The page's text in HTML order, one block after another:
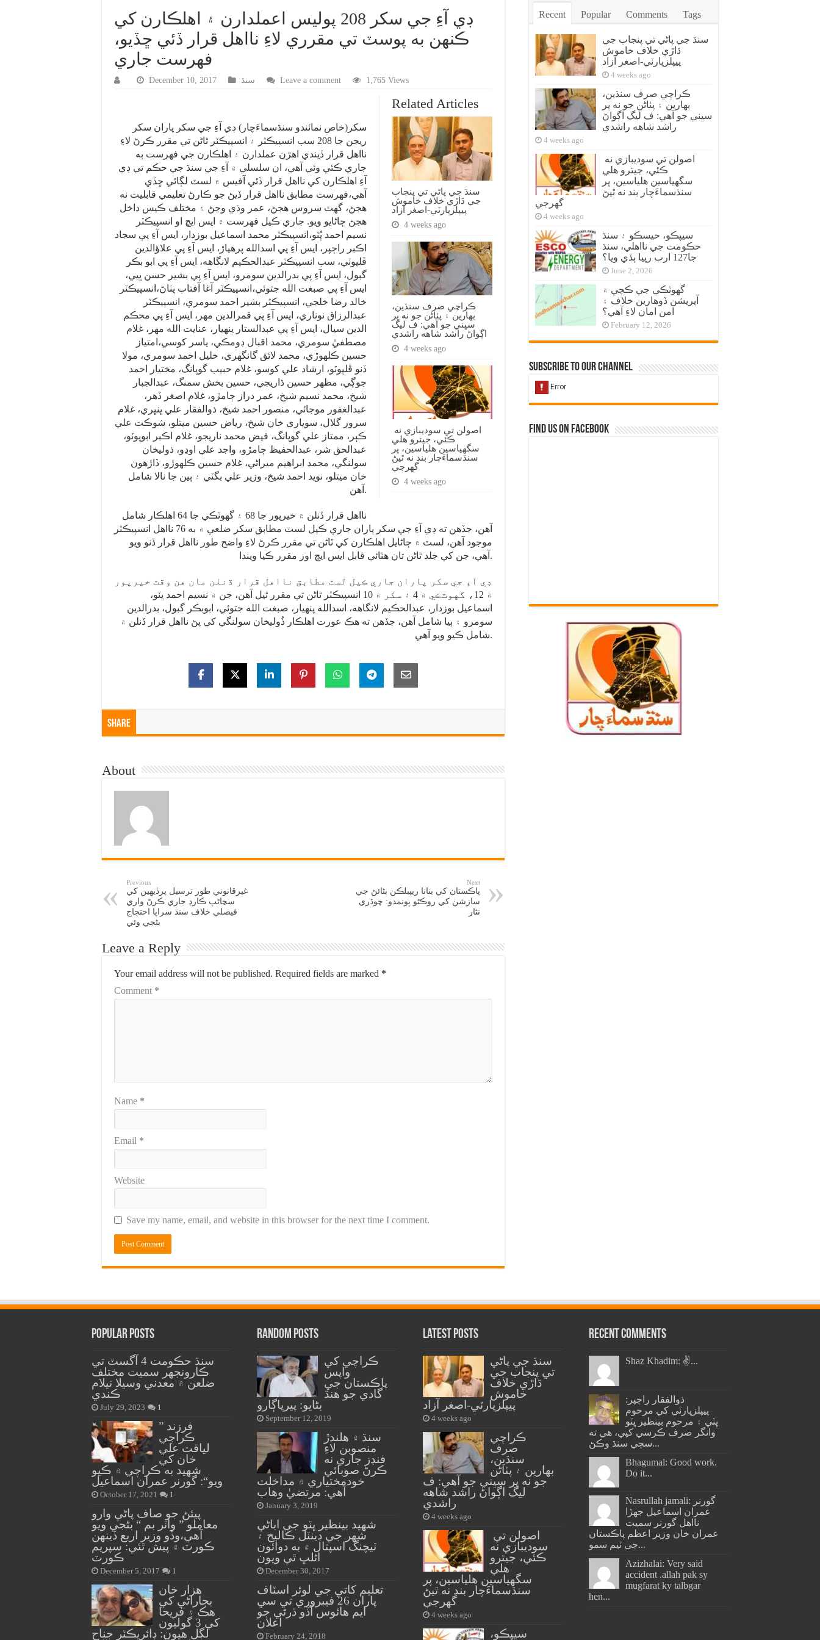
ڊي آءِ جي سکر 208 پوليس اعملدارن ۽ اهلڪارن کي
ڪنهن به پوسٽ تي مقرري لاءِ نااهل قرار ڏئي ڇڏيو،
فهرست جاري
December 10, 2017 سنڌ Leave a comment 1,765 Views
Related Articles
سنڌ جي پاڻي تي پنجاب
جي ڌاڙي خلاف خاموش
پيپلزپارٽي-اصغر آزاد
4 weeks ago
ڪراچي صرف سنڌين،
بهارين ۽ پٺاڻن جو نه پر
سڀني جو آهي: ف ليگ
اڳواڻ راشد شاهه راشدي
4 weeks ago
ڪئي، جيترو هلي
سگهياسين هلياسين، پر
سنڌسماءَچار بند نه ٿيڻ
گهرجي
4 weeks ago
سکر(خاص نمائندو سنڌسماءَچار) ڊي آءِ جي سکر پاران سکر
ريجن جا 208 سب انسپيڪٽر ۽ انسپيڪٽر ٿاڻن تي مقرر ڪرڻ لاءِ
نااهل قرار ڏيندي اهڙن عملدارن ۽ اهلڪارن جي فهرست به
جاري ڪئي وئي آهي، ان سلسلي ۾ آءِ جي سنڌ جي حڪم تي ڊي
آءِ اهلڪارن کي نااهل قرار ڏئي آفيس ۾ لسٽ لڳائي ڇڏي
آهي،فهرست مطابق نااهل قرار ڏيڻ جو ڪارڻ تعليمي قابليت نه
هجڻ، گهٽ سروس هجڻ، عمر وڌي وڃڻ ۽ مختلف ڪيس داخل
هجڻ ڄاڻايو ويو. جاري ڪيل فهرست ۾ ايس ايڇ او انسپيڪٽر
نسيم احمد ڀُٽو،انسپيڪٽر محمد اسماعيل بوزدار، ايس آءِ پي سجاد
اڪبر راڄپر، ايس آءِ پي اسدالله پرهياڙ، ايس آءِ پي علاؤالدين
ڦلپوٽي، سب انسپيڪٽر عبدالحڪيم لانگاهه، ايس آءِ پي ابو بڪر
گبول، ايس آءِ پي بدرالدين سومرو، ايس آءِ پي بشير حسن ڀيي،
ايس آءِ پي صبغت الله جتوئي،انسپيڪٽر آغا آفتاب پٺاڻ،انسپيڪٽر
خالد رضا خلجي، انسپيڪٽر بشير احمد سومري، انسپيڪٽر
عبدالرزاق نوناري، ايس آءِ پي قمرالدين مهر، ايس آءِ پي محڪم
الدين سيال، ايس آءِ پي عبدالستار پنهيار، عنايت الله مهر، غلام
مصطفيٰ سومري، محمد اقبال ڊومڪي، ياسر کوسي،امتياز
حسين ڪلهوڙي، محمد لائق گانگهري، خليل احمد سومري، مولا
ڏنو ڦلپوٽو، ارشاد علي کوسو، غلام حبيب گوپانگ، مختيار احمد
جوڳي، مظهر حسين ڌاريجي، حسين بخش سمنگ، عبدالجبار
شيخ، محمد نسيم شيخ، عمر دراز ڄامڙو، غلام اصغر ڏهر،
عبدالغفور موجائي، منصور احمد شيخ، ذوالفقار علي ڀنڀري، غلام
سرور گلال، سوڀاري خان شيخ، رياض حسين ميتلو، شوڪت علي
ڪٻر، ممتاز علي گوپانگ، فيض محمد ناريجو، غلام اڪبر ابوپوٽو،
عبدالحق شر، عبدالحفيظ ڄامڙو، واجد علي اوڍو، ذوليخان
سولنگي، محمد ابراهيم ميراڻي، غلام حسين ڪلهوڙو، ڏاڙهون
خان ميتلو، نويد احمد شيخ، وزير علي بگٽي ۽ ٻين جا نالا شامل
آهن.
نااهل قرار ڏنلن ۾ خيرپور جا 68 ۽ گهوٽڪي جا 64 اهلڪار شامل
آهن، جڏهن ته ڊي آءِ جي سکر پاران جاري ڪيل لسٽ مطابق سکر ضلعي ۾ به 76 نااهل انسپيڪٽر
موجود آهن، لسٽ ۾ ڄاڻايل اهلڪارن کي ٿاڻن تي مقرر ڪرڻ لاءِ واضح طور نااهل قرار ڏنو ويو
آهي، جن کي جلد ٿاڻن تان هٽائي قابل ايس ايڇ اوز مقرر ڪيا ويندا.
ڊي آءِ جي سکر پاران جاري ڪيل لسٽ مطابق نااهل قرار ڏنلن مان هن وقت خيرپور
۾ 12، گهوٽڪي ۾ 4 ۽ سکر ۾ 10 انسپيڪٽر ٿاڻن تي مقرر ٿيل آهن، جن ۾ نسيم احمد ڀٽو،
اسماعيل بوزدار، عبدالحڪيم لانگاهه، اسدالله پنهيار، صبغت الله جتوئي، ابوبڪر گبول، بدرالدين
سومرو ۽ ٻيا شامل آهن، جڏهن ته هڪ عورت اهلڪار ذُوليخان سولنگي کي پڻ نااهل قرار ڏنلن ۾
شامل ڪيو ويو آهي.
Share
About
Previous
غيرقانوني طور ترسيل پرڏيهين کي
سڃاڻپ ڪارڊ جاري ڪرڻ واري
فيصلي خلاف سنڌ سراپا احتجاج
بڻجي وئي
Next
پاڪستان کي بنانا ريپبلڪن بڻائڻ جي
سازشن کي روڪڻو پونمدو: چوڌري
نثار
Leave a Reply
Your email address will not be published. Required fields are marked *
Comment *
Name *
Email *
Website
Save my name, email, and website in this browser for the next time I comment.
Recent Popular Comments Tags
سنڌ جي پاڻي تي پنجاب جي
ڌاڙي خلاف خاموش
پيپلزپارٽي-اصغر آزاد
4 weeks ago
ڪراچي صرف سنڌين،
بهارين ۽ پٺاڻن جو نه پر
سڀني جو آهي: ف ليگ اڳواڻ
راشد شاهه راشدي
4 weeks ago
ڪئي، جيترو هلي
سگهياسين هلياسين، پر
سنڌسماءَچار بند نه ٿيڻ
گهرجي
4 weeks ago
سيپڪو، حيسڪو ۽ سنڌ
حڪومت جي نااهلي، سنڌ
جا127 ارب رپيا ٻڏي ويا؟
June 2, 2026
گهوٽڪي جي ڪچي ۾
آپريشن ڏوهارين خلاف ۽
امن امان لاءِ آهي؟
February 12, 2026
Subscribe to our Channel
Find us on Facebook
Popular Posts
سنڌ حڪومت 4 آگسٽ تي
ڪارونجهر سميت مختلف
ضلعن ۾ معدني وسيلا نيلام
ڪندي
July 29, 2023 1
” فرزند
ڪراچي
لياقت علي
خان کي
شهيد به ڪراچي ۾ ڪيو
ويو“: گورنر عمران اسماعيل
October 17, 2021 1
پيئڻ جو صاف پاڻي وارو
معاملو ” واٽر بم “ بڻجي ويو
آهي،وڏو وزير اربع ڏينهن
ڪورٽ ۾ پيش ٿئي: سپريم
ڪورٽ
December 5, 2017 1
هزار خان
بجاراڻي کي
هڪ ۽ فريحا
کي 3 گوليون
لڳل هيون: ڊائريڪٽر جناح
Random Posts
ڪراچي کي
واپس
پاڪستان جي
گادي جو هنڌ
بڻايو: پيرپاڳارو
September 12, 2019
سنڌ ۾ هلندڙ
منصوبن لاءِ
فنڊز جاري نه
ڪرڻ صوبائي
خودمختياري ۾ مداخلت
آهي: مرتضيٰ وهاب
January 3, 2019
شهيد بينظير ڀٽو جي اباڻي
شهر جي ڊينٽل ڪاليج ۽
ٽيچنگ اسپتال ۾ به دوائون
اڻلڀ ٿي ويون
December 30, 2017
تعليم کاتي جي لوئر اسٽاف
پاران 26 فيبروري تي سي
ايم هائوس آڏو ڌرڻي جو
اعلان
February 24, 2018
Latest Posts
سنڌ جي پاڻي
تي پنجاب جي
ڌاڙي خلاف
خاموش
پيپلزپارٽي-اصغر آزاد
4 weeks ago
ڪراچي
صرف
سنڌين،
بهارين ۽ پٺاڻن
جو نه پر سڀني جو آهي: ف
ليگ اڳواڻ راشد شاهه
راشدي
4 weeks ago
سوديبازي نه
ڪئي، جيترو
هلي
سگهياسين هلياسين، پر
سنڌسماءَچار بند نه ٿيڻ
گهرجي
4 weeks ago
سيپڪو،
Recent Comments
Shaz Khadim: ✌️...
ذوالفقار راڄپر:
پيپلزپارٽي کي مرحوم
ڀٽي ۽ مرحوم بينظير ڀٽو
وانگر صرف ڪرسي کپي، هي ته
سڄي سنڌ وڪڻ...
Bhagumal: Good work.
Do it...
Nasrullah jamali: گورنر
عمران اسماعيل جھڙا
نااهل گورنر سميت
عمران خان وزير اعظم پاڪستان
جي ٽيم سمو...
Azizhalai: Very said
accident .allah pak sy
mugfarat ky talbgar
hen...